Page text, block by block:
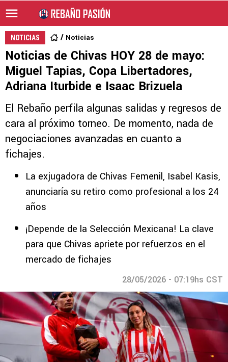
NOTICIAS Noticias
Noticias de Chivas HOY 28 de mayo:
Miguel Tapias, Copa Libertadores,
Adriana Iturbide e Isaac Brizuela
El Rebaño perfila algunas salidas y regresos de
cara al próximo torneo. De momento, nada de
negociaciones avanzadas en cuanto a
fichajes.
La exjugadora de Chivas Femenil, Isabel Kasis,
anunciaría su retiro como profesional a los 24
años
¡Depende de la Selección Mexicana! La clave
para que Chivas apriete por refuerzos en el
mercado de fichajes
28/05/2026 - 07:19hs CST